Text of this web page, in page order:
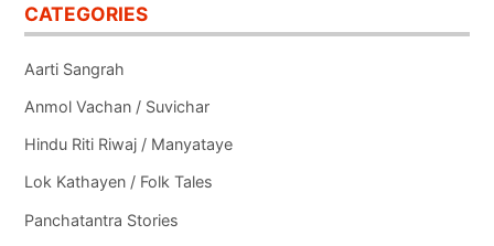
CATEGORIES
Aarti Sangrah
Anmol Vachan / Suvichar
Hindu Riti Riwaj / Manyataye
Lok Kathayen / Folk Tales
Panchatantra Stories